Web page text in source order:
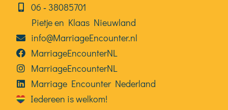
06⁠⁠ ‑ 38085701
Pietje en Klaas Nieuwland
info@MarriageEncounter.nl
MarriageEncounterNL
MarriageEncounterNL
Marriage Encounter Nederland
Iedereen is welkom!